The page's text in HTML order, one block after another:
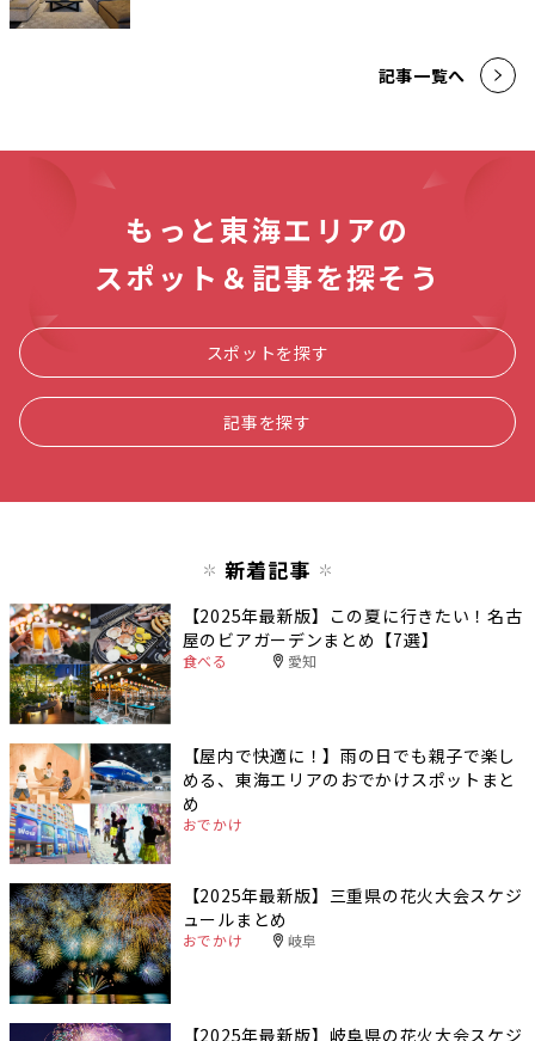
記事一覧へ
もっと東海エリアの
スポット＆記事を探そう
スポットを探す
記事を探す
新着記事
【2025年最新版】この夏に行きたい！名古
屋のビアガーデンまとめ【7選】
食べる 愛知
【屋内で快適に！】雨の日でも親子で楽し
める、東海エリアのおでかけスポットまと
め
おでかけ
【2025年最新版】三重県の花火大会スケジ
ュールまとめ
おでかけ 岐阜
【2025年最新版】岐阜県の花火大会スケジ